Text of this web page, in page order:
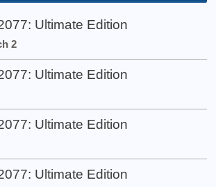
Ultimate Edition
2
Ultimate Edition
Ultimate Edition
Ultimate Edition